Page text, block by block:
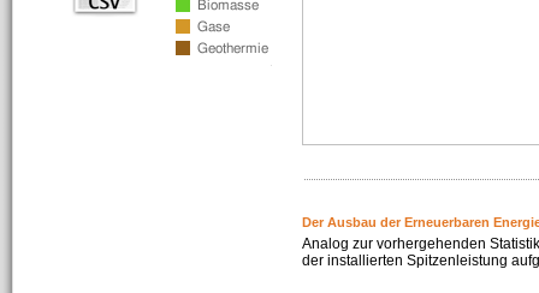
Der Ausbau der Erneuerbaren
Analog zur vorhergehenden
der installierten Spitzenleistung